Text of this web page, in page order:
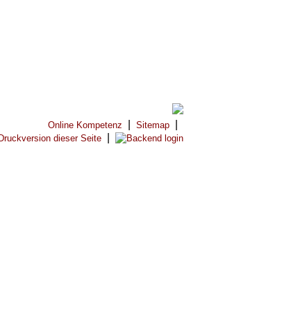
Online Kompetenz Sitemap